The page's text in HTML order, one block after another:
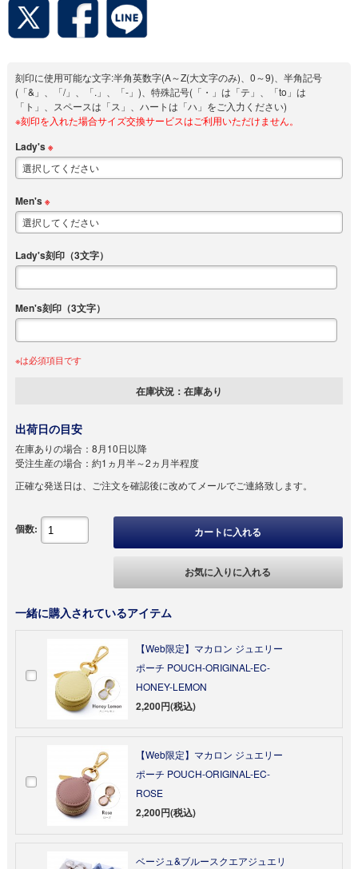
刻印に使用可能な文字:半角英数字(A～Z(大文字のみ)、0～9)、半角記号
(「&」、「/」、「.」、「-」)、特殊記号(「・」は「テ」、「to」は
「ト」、スペースは「ス」、ハートは「ハ」をご入力ください)
※刻印を入れた場合サイズ交換サービスはご利用いただけません。
Lady's※
Men's※
Lady's刻印（3文字）
Men's刻印（3文字）
※は必須項目です
在庫状況： 在庫あり
出荷日の目安
在庫ありの場合： 8月10日以降
受注生産の場合： 約1ヵ月半～2ヵ月半程度
正確な発送日は、ご注文を確認後に改めてメールでご連絡致します。
個数: カートに入れる
お気に入りに入れる
一緒に購入されているアイテム
【Web限定】マカロン ジュエリー
ポーチ POUCH-ORIGINAL-EC-
HONEY-LEMON
2,200円(税込)
【Web限定】マカロン ジュエリー
ポーチ POUCH-ORIGINAL-EC-
ROSE
2,200円(税込)
ベージュ&ブルースクエアジュエリ